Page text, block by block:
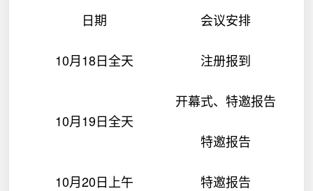
日期 会议安排
10月18日全天 注册报到
10月19日全天
开幕式、特邀报告
特邀报告
10月20日上午 特邀报告